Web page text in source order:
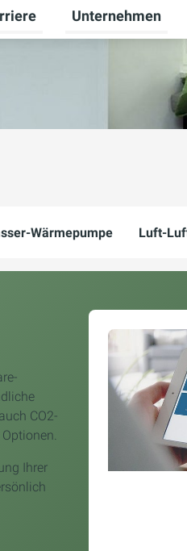
umschaltenfür Gewerbekunden
Untermenü für
Unternehmen
Wärmepumpe Luft-
CO2-
Ihrer